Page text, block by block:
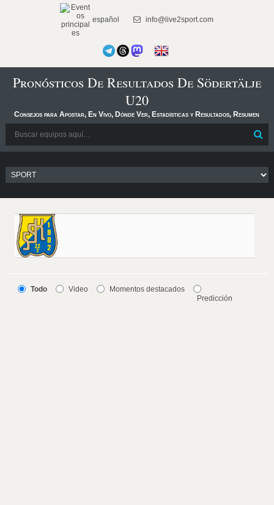
español info@live2sport.com
Pronósticos De Resultados De Södertälje
U20
Consejos para Apostar, En Vivo, Dónde Ver, Estadísticas y Resultados, Resumen
Todo Video
Momentos destacados
Predicción